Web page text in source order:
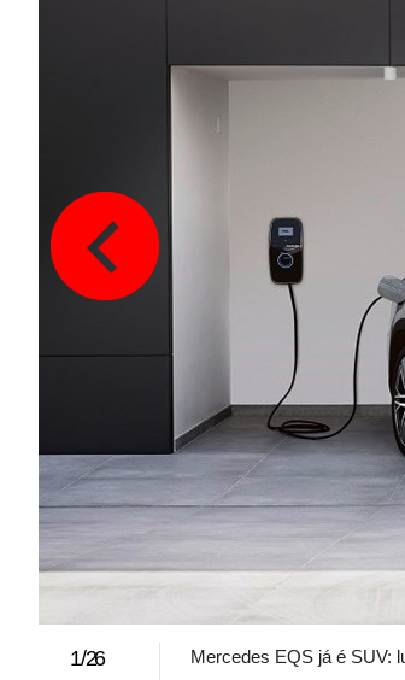
1/26 Mercedes EQS já é SUV: